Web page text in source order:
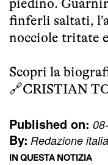
piedino.
finferli saltati,
nocciole tritate
Scopri la
🔗CRISTIAN
Published on:
By: Redazione
IN QUESTA NOTIZIA